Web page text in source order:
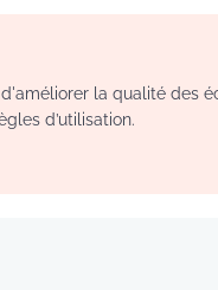
la qualité des
d’utilisation.